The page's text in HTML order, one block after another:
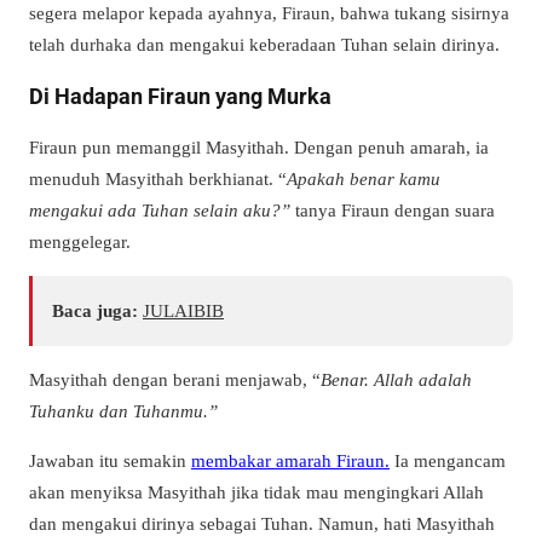
segera melapor kepada ayahnya, Firaun, bahwa tukang sisirnya
telah durhaka dan mengakui keberadaan Tuhan selain dirinya.
Di Hadapan Firaun yang Murka
Firaun pun memanggil Masyithah. Dengan penuh amarah, ia
menuduh Masyithah berkhianat. “Apakah benar kamu
mengakui ada Tuhan selain aku?” tanya Firaun dengan suara
menggelegar.
Baca juga: JULAIBIB
Masyithah dengan berani menjawab, “Benar. Allah adalah
Tuhanku dan Tuhanmu.”
Jawaban itu semakin membakar amarah Firaun. Ia mengancam
akan menyiksa Masyithah jika tidak mau mengingkari Allah
dan mengakui dirinya sebagai Tuhan. Namun, hati Masyithah